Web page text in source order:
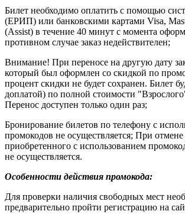
Билет необходимо оплатить с помощью
(ЕРИП) или банковскими картами Visa,
(Assist) в течение 40 минут с момента
противном случае заказ недействителен;
Внимание! При переносе на другую дату
который был оформлен со скидкой по
процент скидки не будет сохранен. Билет
доплатой) по полной стоимости
Перенос доступен только один раз;
Бронирование билетов по телефону с
промокодов не осуществляется; При отмене
приобретенного с использованием
не осуществляется.
Особенности действия промокода:
Для проверки наличия свободных мест
предварительно пройти регистрацию на